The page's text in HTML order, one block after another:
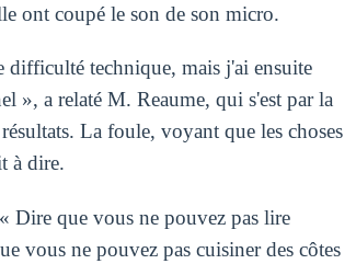
ont coupé le son de son micro.
difficulté technique, mais j'ai ensuite
», a relaté M. Reaume, qui s'est par la
La foule, voyant que les choses
à dire.
Dire que vous ne pouvez pas lire
vous ne pouvez pas cuisiner des côtes